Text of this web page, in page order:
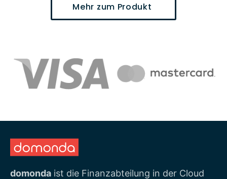
Mehr zum Produkt
domonda ist die Finanzabteilung in der Cloud